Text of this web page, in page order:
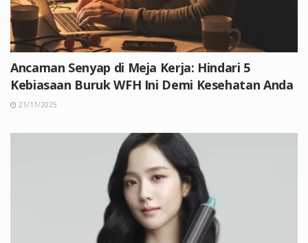
Ancaman Senyap di Meja Kerja: Hindari 5
Kebiasaan Buruk WFH Ini Demi Kesehatan Anda
21/11/2025